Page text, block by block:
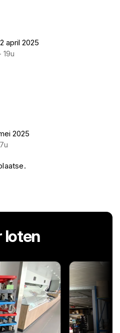
april 2025
19u
2025
loten